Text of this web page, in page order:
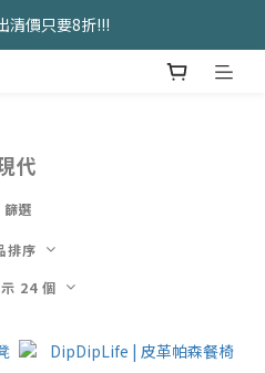
墊組合只要$1488
清價只要8折!!!
代
篩選
排序
24 個